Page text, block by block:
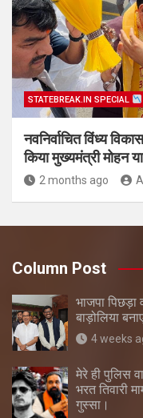
STATEBREAK.IN SPECIAL
नवनिर्वाचित विंध्य
किया मुख्यमंत्री मोहन
2 months ago
Column Post
भाजपा पिछड़ा
बाड़ोलिया
4 weeks
मेरे ही पुलिस
भरत तिवारी
गुस्सा।